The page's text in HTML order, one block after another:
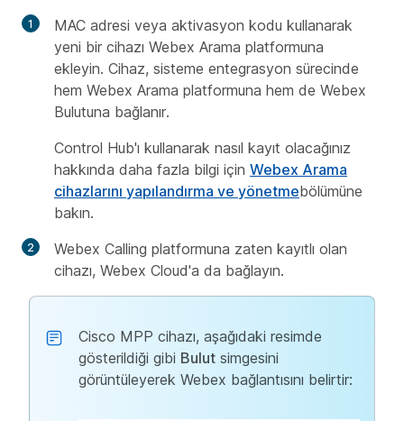
MAC adresi veya aktivasyon kodu kullanarak
yeni bir cihazı Webex Arama platformuna
ekleyin. Cihaz, sisteme entegrasyon sürecinde
hem Webex Arama platformuna hem de Webex
Bulutuna bağlanır.
Control Hub'ı kullanarak nasıl kayıt olacağınız
hakkında daha fazla bilgi için Webex Arama
cihazlarını yapılandırma ve yönetmebölümüne
bakın.
Webex Calling platformuna zaten kayıtlı olan
cihazı, Webex Cloud'a da bağlayın.
Cisco MPP cihazı, aşağıdaki resimde
gösterildiği gibi Bulut simgesini
görüntüleyerek Webex bağlantısını belirtir: